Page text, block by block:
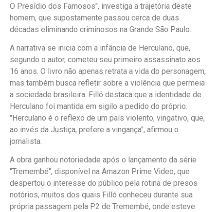
O Presídio dos Famosos", investiga a trajetória deste
homem, que supostamente passou cerca de duas
décadas eliminando criminosos na Grande São Paulo.
A narrativa se inicia com a infância de Herculano, que,
segundo o autor, cometeu seu primeiro assassinato aos
16 anos. O livro não apenas retrata a vida do personagem,
mas também busca refletir sobre a violência que permeia
a sociedade brasileira. Filló destaca que a identidade de
Herculano foi mantida em sigilo a pedido do próprio.
"Herculano é o reflexo de um país violento, vingativo, que,
ao invés da Justiça, prefere a vingança", afirmou o
jornalista.
A obra ganhou notoriedade após o lançamento da série
"Tremembé", disponível na Amazon Prime Video, que
despertou o interesse do público pela rotina de presos
notórios, muitos dos quais Filló conheceu durante sua
própria passagem pela P2 de Tremembé, onde esteve